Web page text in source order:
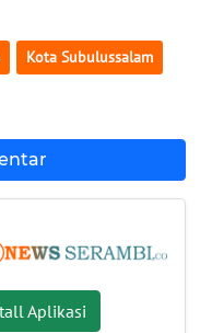
Kota Subulussalam
Aplikasi